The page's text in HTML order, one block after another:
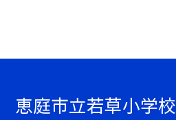
恵庭市立若草小学校